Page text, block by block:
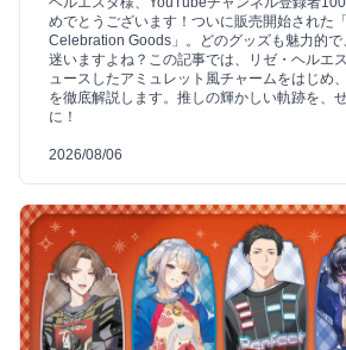
めでとうございます！ついに販売開始された
Celebration Goods」。どのグッズも魅力的
迷いますよね？この記事では、リゼ・ヘルエ
ュースしたアミュレット風チャームをはじめ
を徹底解説します。推しの輝かしい軌跡を、
に！
2026/08/06